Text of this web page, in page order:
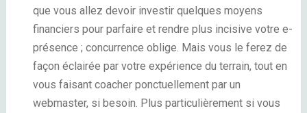
que vous allez devoir investir quelques moyens
financiers pour parfaire et rendre plus incisive votre e-
présence ; concurrence oblige. Mais vous le ferez de
façon éclairée par votre expérience du terrain, tout en
vous faisant coacher ponctuellement par un
webmaster, si besoin. Plus particulièrement si vous